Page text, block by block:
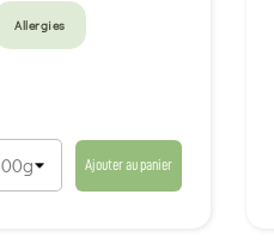
Allergies
Ajouter au panier